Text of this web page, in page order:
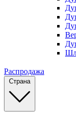
Распродажа
Страна